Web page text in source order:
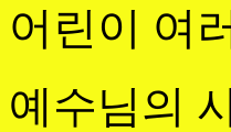
어린이 여
예수님의